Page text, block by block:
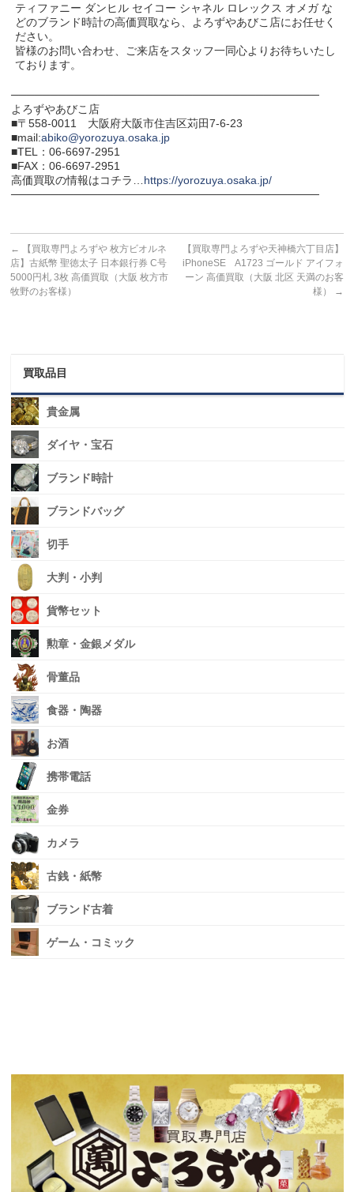
ティファニー ダンヒル セイコー シャネル ロレックス オメガ な
どのブランド時計の高価買取なら、よろずやあびこ店にお任せく
ださい。
皆様のお問い合わせ、ご来店をスタッフ一同心よりお待ちいたし
ております。
───────────────────────────────────────
よろずやあびこ店
■〒558-0011 大阪府大阪市住吉区苅田7-6-23
■mail:abiko@yorozuya.osaka.jp
■TEL：06-6697-2951
■FAX：06-6697-2951
高価買取の情報はコチラ… https://yorozuya.osaka.jp/
───────────────────────────────────────
←
【買取専門よろずや 枚方ビオルネ
店】古紙幣 聖徳太子 日本銀行券 C号
5000円札 3枚 高価買取（大阪 枚方市
牧野のお客様）
【買取専門よろずや天神橋六丁目店】
iPhoneSE A1723 ゴールド アイフォ
ーン 高価買取（大阪 北区 天満のお客
様）
→
買取品目
貴金属
ダイヤ・宝石
ブランド時計
ブランドバッグ
切手
大判・小判
貨幣セット
勲章・金銀メダル
骨董品
食器・陶器
お酒
携帯電話
金券
カメラ
古銭・紙幣
ブランド古着
ゲーム・コミック